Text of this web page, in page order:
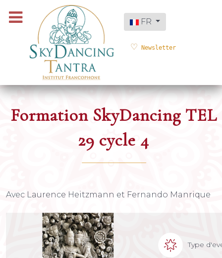
Sélectionnez votre langue
FR
Newsletter
Formation SkyDancing TEL
29 cycle 4
Avec Laurence Heitzmann et Fernando Manrique
Type